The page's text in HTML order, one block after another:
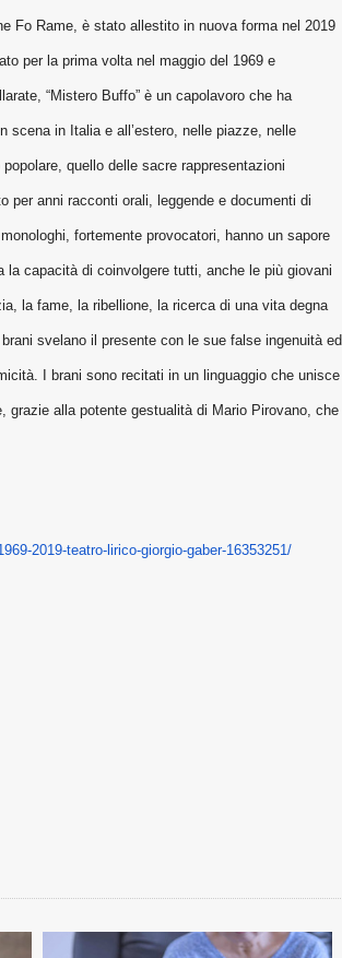
Fo Rame, è stato allestito in nuova forma nel 2019
per la prima volta nel maggio del 1969 e
“Mistero Buffo” è un capolavoro che ha
scena in Italia e all’estero, nelle piazze, nelle
quello delle sacre rappresentazioni
per anni racconti orali, leggende e documenti di
fortemente provocatori, hanno un sapore
capacità di coinvolgere tutti, anche le più giovani
la fame, la ribellione, la ricerca di una vita degna
svelano il presente con le sue false ingenuità ed
I brani sono recitati in un linguaggio che unisce
grazie alla potente gestualità di Mario Pirovano, che
2019-teatro-lirico-giorgio-gaber-16353251/